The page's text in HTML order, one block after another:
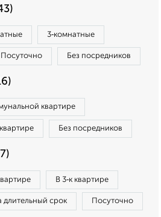
3‑комнатные
Посуточно Без посредников
квартире
квартире Без посредников
В 3‑к квартире
длительный срок Посуточно